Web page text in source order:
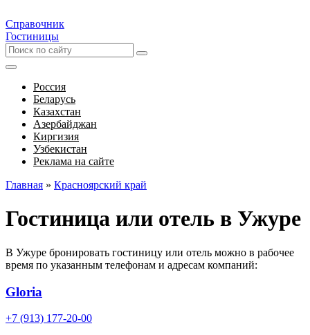
Справочник
Гостиницы
Россия
Беларусь
Казахстан
Азербайджан
Киргизия
Узбекистан
Реклама на сайте
Главная » Красноярский край
Гостиница или отель в Ужуре
В Ужуре бронировать гостиницу или отель можно в рабочее
время по указанным телефонам и адресам компаний:
Gloria
+7 (913) 177-20-00